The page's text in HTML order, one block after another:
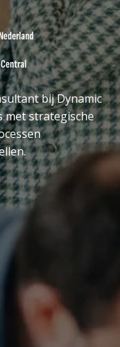
bij Dynamic
met strategische